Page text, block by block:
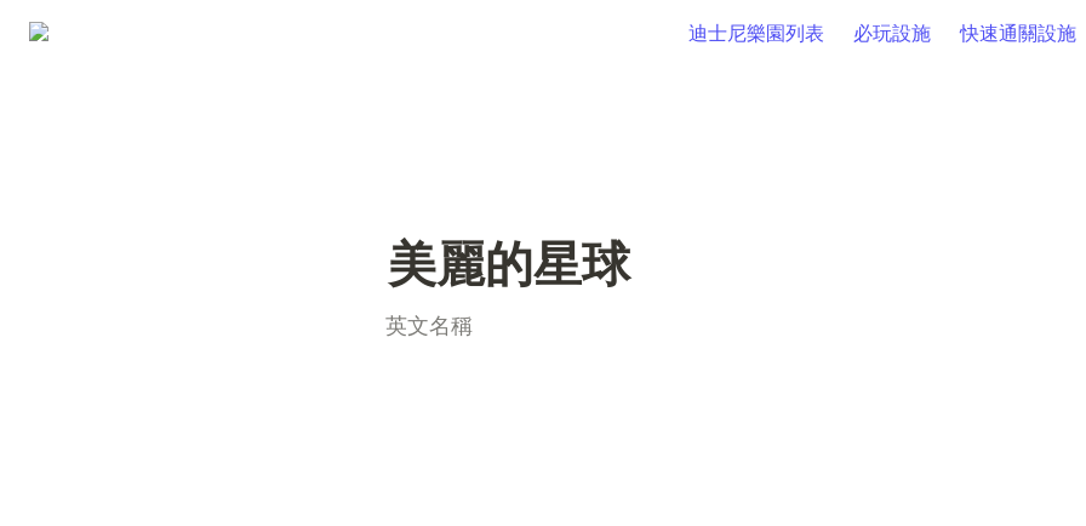
迪士尼樂園列表 必玩設施 快速通關設施
美麗的星球
英文名稱